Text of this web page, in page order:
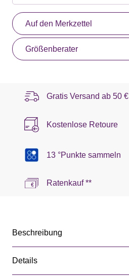
Auf den Merkzettel
Größenberater
Gratis Versand ab 50 €
Kostenlose Retoure
13 °Punkte sammeln
Ratenkauf **
Beschreibung
Details